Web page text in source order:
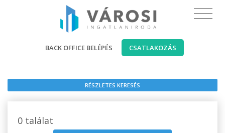
BACK OFFICE BELÉPÉS CSATLAKOZÁS
RÉSZLETES KERESÉS
0 találat